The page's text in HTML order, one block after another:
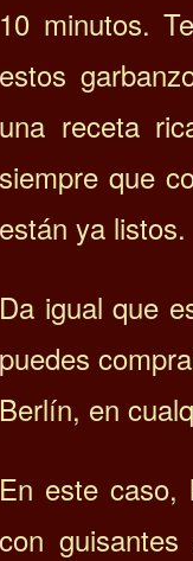
10 minutos.
estos
una receta
siempre que
están ya listos.
Da igual que
puedes
Berlín, en
En este caso,
con